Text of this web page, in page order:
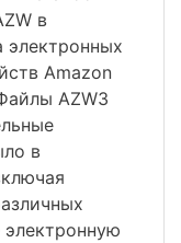
в
электронных
Amazon
AZW3
в